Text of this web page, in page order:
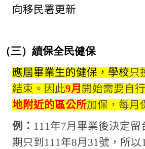
向移民署更新
（三） 續保全民健保
應屆畢業生的健保，學校只
結束 。 因此9月 開始需要 自
地附近的區公所加保，每月
例： 111 年7月畢業後決定留
期只到 111 年8月 31號，所以